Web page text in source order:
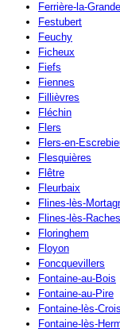
Ferrière-la-Grande
Festubert
Feuchy
Ficheux
Fiefs
Fiennes
Fillièvres
Fléchin
Flers
Flers-en-
Flesquières
Flêtre
Fleurbaix
Flines-lès-
Flines-lès-Raches
Floringhem
Floyon
Foncquevillers
Fontaine-au-Bois
Fontaine-au-Pire
Fontaine-lès-
Fontaine-lès-